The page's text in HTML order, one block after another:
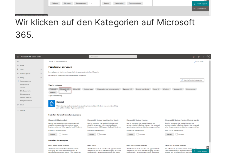
Wir klicken auf den Kategorien auf Microsoft
365.